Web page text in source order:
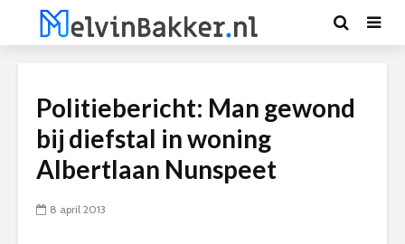
Politiebericht: Man gewond
bij diefstal in woning
Albertlaan Nunspeet
8 april 2013